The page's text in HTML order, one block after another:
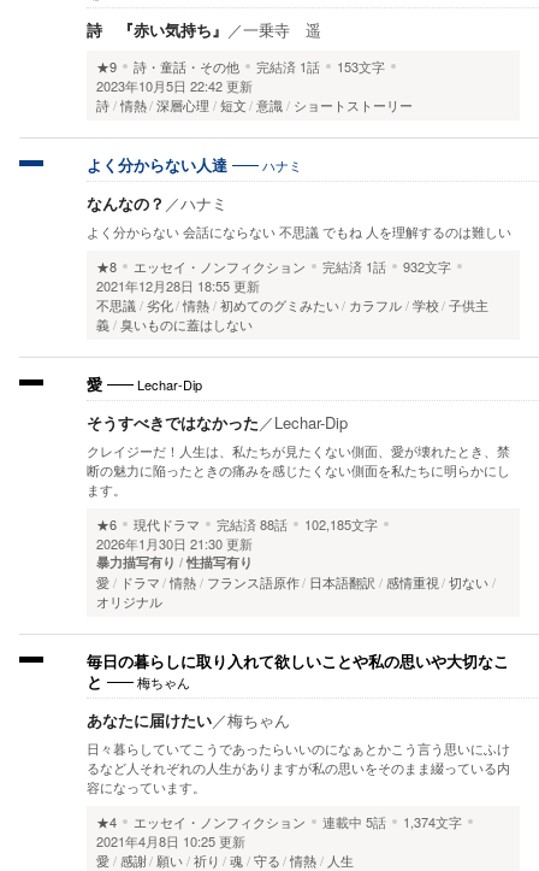
詩 『赤い気持ち』 ／一乗寺 遥
★9 詩・童話・その他 完結済 1話
153文字
2023年10月5日 22:42 更新
詩 情熱 深層心理 短文 意識 ショートストーリー
よく分からない人達 ハナミ
なんなの？ ／ハナミ
よく分からない 会話にならない 不思議 でもね 人を理解するのは難しい
★8
エッセイ・ノンフィクション 完結済 1話
932文字
2021年12月28日 18:55 更新
不思議 劣化 情熱 初めてのグミみたい カラフル 学校 子供主
義 臭いものに蓋はしない
愛 Lechar-Dip
そうすべきではなかった／Lechar-Dip
クレイジーだ！人生は、私たちが見たくない側面、愛が壊れたとき、禁
断の魅力に陥ったときの痛みを感じたくない側面を私たちに明らかにし
ます。
★6
現代ドラマ 完結済88話
102,185文字
2026年1月30日 21:30 更新
暴力描写有り 性描写有り
愛 ドラマ 情熱 フランス語原作 日本語翻訳 感情重視 切ない
オリジナル
毎日の暮らしに取り入れて欲しいことや私の思いや大切なこ
と
梅ちゃん
あなたに届けたい／梅ちゃん
日々暮らしていてこうであったらいいのになぁとかこう言う思いにふけ
るなど人それぞれの人生がありますが私の思いをそのまま綴っている内
容になっています。
★4
エッセイ・ノンフィクション 連載中 5話
1,374文字
2021年4月8日 10:25 更新
愛 感謝 願い 祈り 魂 守る 情熱 人生